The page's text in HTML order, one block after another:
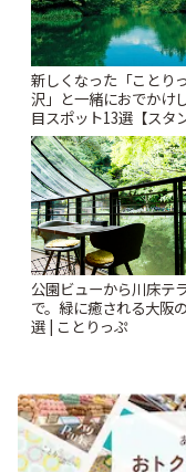
新しくなった「ことり
沢」と一緒におでかけ
目スポット13選【スタ
ー開催中】 | ことりっぷ
公園ビューから川床テ
で。緑に癒される大阪
選 | ことりっぷ